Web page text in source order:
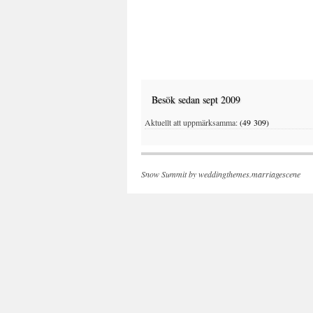
Besök sedan sept 2009
Aktuellt att uppmärksamma:(49 309)
Snow Summit byweddingthemes.marriagescene